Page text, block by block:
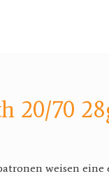
20/70
weisen eine